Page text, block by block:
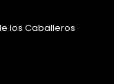
los Caballeros